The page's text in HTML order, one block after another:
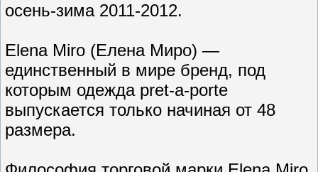
осень-зима 2011-2012.
Elena Miro (Елена Миро) —
единственный в мире бренд, под
которым одежда pret-a-porte
выпускается только начиная от 48
размера.